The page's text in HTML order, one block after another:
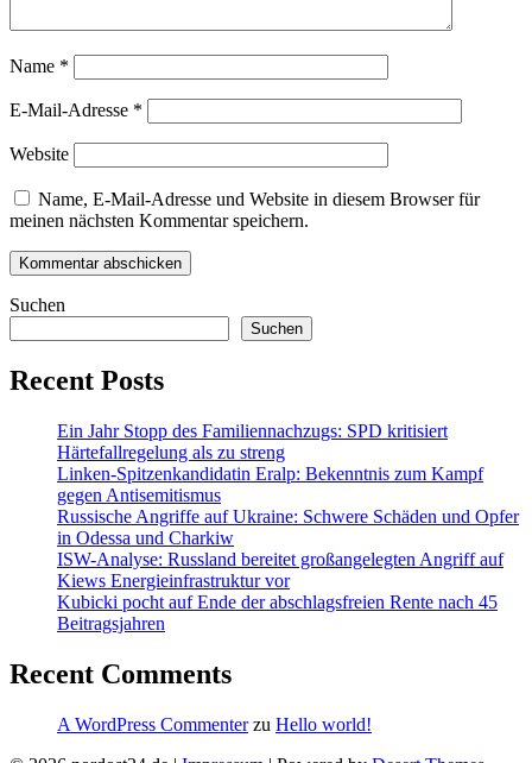
Name *
E-Mail-Adresse *
Website
Name, E-Mail-Adresse und Website in diesem Browser für
meinen nächsten Kommentar speichern.
Suchen
Suchen
Recent Posts
Ein Jahr Stopp des Familiennachzugs: SPD kritisiert
Härtefallregelung als zu streng
Linken-Spitzenkandidatin Eralp: Bekenntnis zum Kampf
gegen Antisemitismus
Russische Angriffe auf Ukraine: Schwere Schäden und Opfer
in Odessa und Charkiw
ISW-Analyse: Russland bereitet großangelegten Angriff auf
Kiews Energieinfrastruktur vor
Kubicki pocht auf Ende der abschlagsfreien Rente nach 45
Beitragsjahren
Recent Comments
A WordPress Commenterzu Hello world!